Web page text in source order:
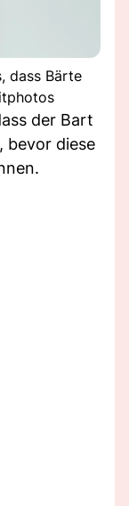
dass Bärte
der Bart
bevor diese